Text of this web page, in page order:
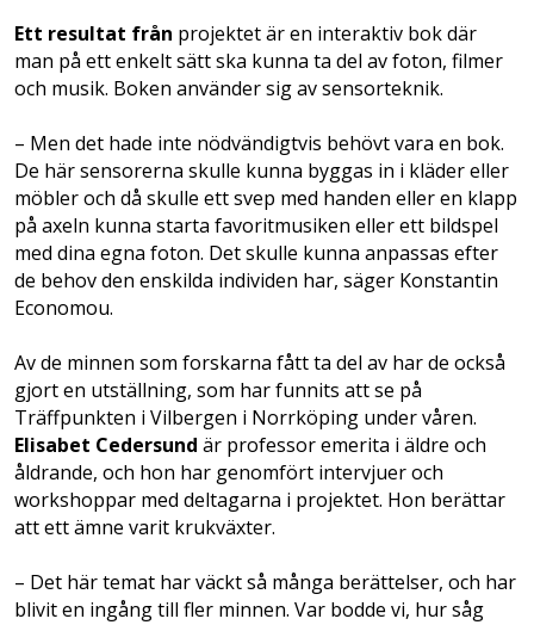
Ett resultat från projektet är en interaktiv bok där
man på ett enkelt sätt ska kunna ta del av foton, filmer
och musik. Boken använder sig av sensorteknik.
– Men det hade inte nödvändigtvis behövt vara en bok.
De här sensorerna skulle kunna byggas in i kläder eller
möbler och då skulle ett svep med handen eller en klapp
på axeln kunna starta favoritmusiken eller ett bildspel
med dina egna foton. Det skulle kunna anpassas efter
de behov den enskilda individen har, säger Konstantin
Economou.
Av de minnen som forskarna fått ta del av har de också
gjort en utställning, som har funnits att se på
Träffpunkten i Vilbergen i Norrköping under våren.
Elisabet Cedersund är professor emerita i äldre och
åldrande, och hon har genomfört intervjuer och
workshoppar med deltagarna i projektet. Hon berättar
att ett ämne varit krukväxter.
– Det här temat har väckt så många berättelser, och har
blivit en ingång till fler minnen. Var bodde vi, hur såg